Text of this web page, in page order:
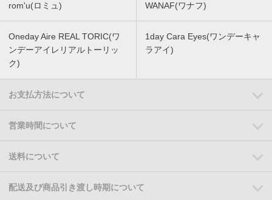
rom'u(ロミュ) WANAF(ワナフ)
Oneday Aire REAL TORIC(ワ
ンデーアイレリアルトーリッ
ク)
1day Cara Eyes(ワンデーキャ
ラアイ)
お支払方法について
営業時間について
送料について
配送及び商品引き渡し時期について